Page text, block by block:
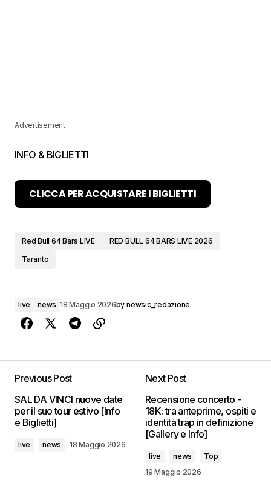
Advertisement
INFO & BIGLIETTI
CLICCA PER ACQUISTARE I BIGLIETTI
Red Bull 64 Bars LIVE
RED BULL 64 BARS LIVE 2026
Taranto
live news 18 Maggio 2026by newsic_redazione
Previous Post
SAL DA VINCI nuove date
per il suo tour estivo [Info
e Biglietti]
live news 18 Maggio 2026
Next Post
Recensione concerto -
18K: tra anteprime, ospiti e
identità trap in definizione
[Gallery e Info]
live news
Top
19 Maggio 2026